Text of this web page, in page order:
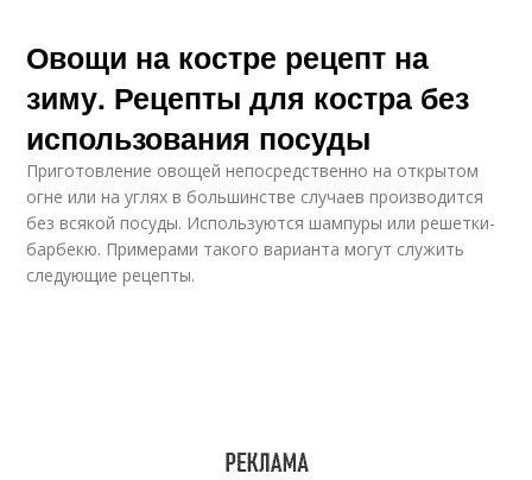
Овощи на костре рецепт на
зиму. Рецепты для костра без
использования посуды
Приготовление овощей непосредственно на открытом
огне или на углях в большинстве случаев производится
без всякой посуды. Используются шампуры или решетки-
барбекю. Примерами такого варианта могут служить
следующие рецепты.